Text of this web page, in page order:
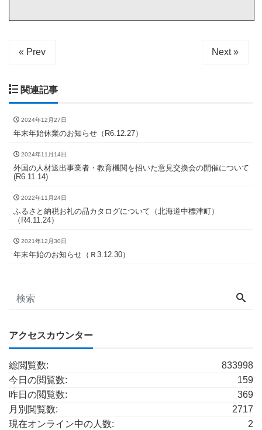
« Prev Next »
関連記事
2024年12月27日
年末年始休業のお知らせ（R6.12.27）
2024年11月14日
外国の人材送出事業者・教育機関を招いた意見交換会の開催について
(R6.11.14)
2022年11月24日
ふるさと納税お礼の品カタログについて（北海道中標津町）
（R4.11.24）
2021年12月30日
年末年始のお知らせ（Ｒ3.12.30）
アクセスカウンター
833998
総閲覧数:
159
今日の閲覧数:
369
昨日の閲覧数:
2717
月別閲覧数:
2
現在オンライン中の人数: